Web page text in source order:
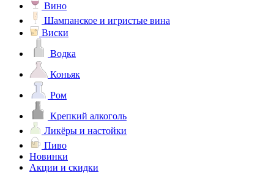
Вино
Шампанское и игристые вина
Виски
Водка
Коньяк
Ром
Крепкий алкоголь
Ликёры и настойки
Пиво
Новинки
Акции и скидки